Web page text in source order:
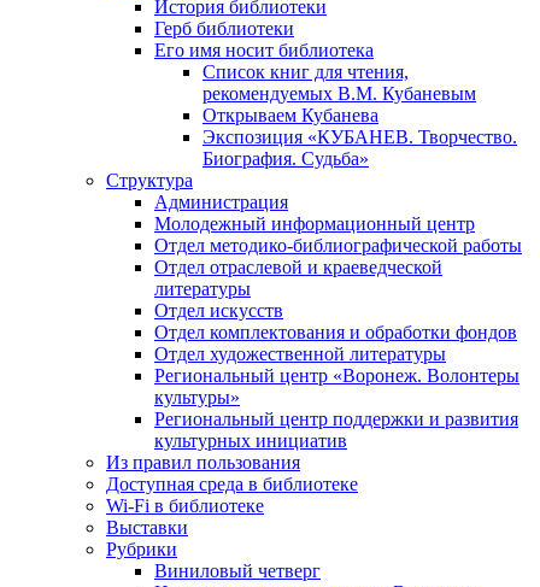
История библиотеки
Герб библиотеки
Его имя носит библиотека
Список книг для чтения,
рекомендуемых В.М. Кубаневым
Открываем Кубанева
Экспозиция «КУБАНЕВ. Творчество.
Биография. Судьба»
Структура
Администрация
Молодежный информационный центр
Отдел методико-библиографической работы
Отдел отраслевой и краеведческой
литературы
Отдел искусств
Отдел комплектования и обработки фондов
Отдел художественной литературы
Региональный центр «Воронеж. Волонтеры
культуры»
Региональный центр поддержки и развития
культурных инициатив
Из правил пользования
Доступная среда в библиотеке
Wi-Fi в библиотеке
Выставки
Рубрики
Виниловый четверг